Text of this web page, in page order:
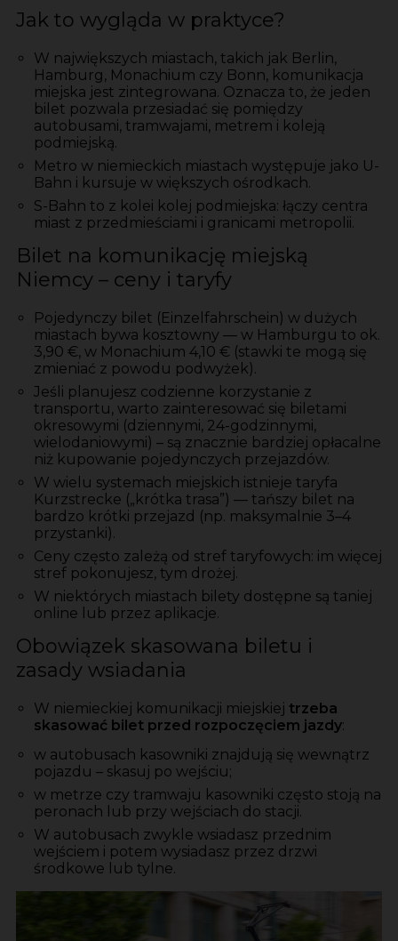
Jak to wygląda w praktyce?
W największych miastach, takich jak Berlin,
Hamburg, Monachium czy Bonn, komunikacja
miejska jest zintegrowana. Oznacza to, że jeden
bilet pozwala przesiadać się pomiędzy
autobusami, tramwajami, metrem i koleją
podmiejską.
Metro w niemieckich miastach występuje jako U-
Bahn i kursuje w większych ośrodkach.
S-Bahn to z kolei kolej podmiejska: łączy centra
miast z przedmieściami i granicami metropolii.
Bilet na komunikację miejską
Niemcy – ceny i taryfy
Pojedynczy bilet (Einzelfahrschein) w dużych
miastach bywa kosztowny — w Hamburgu to ok.
3,90 €, w Monachium 4,10 € (stawki te mogą się
zmieniać z powodu podwyżek).
Jeśli planujesz codzienne korzystanie z
transportu, warto zainteresować się biletami
okresowymi (dziennymi, 24-godzinnymi,
wielodaniowymi) – są znacznie bardziej opłacalne
niż kupowanie pojedynczych przejazdów.
W wielu systemach miejskich istnieje taryfa
Kurzstrecke („krótka trasa”) — tańszy bilet na
bardzo krótki przejazd (np. maksymalnie 3–4
przystanki).
Ceny często zależą od stref taryfowych: im więcej
stref pokonujesz, tym drożej.
W niektórych miastach bilety dostępne są taniej
online lub przez aplikacje.
Obowiązek skasowana biletu i
zasady wsiadania
W niemieckiej komunikacji miejskiej trzeba
skasować bilet przed rozpoczęciem jazdy:
w autobusach kasowniki znajdują się wewnątrz
pojazdu – skasuj po wejściu;
w metrze czy tramwaju kasowniki często stoją na
peronach lub przy wejściach do stacji.
W autobusach zwykle wsiadasz przednim
wejściem i potem wysiadasz przez drzwi
środkowe lub tylne.